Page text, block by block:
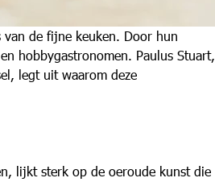
van de fijne keuken. Door hun
hobbygastronomen. Paulus Stuart,
legt uit waarom deze
lijkt sterk op de oeroude kunst die